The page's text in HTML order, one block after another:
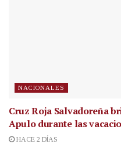
NACIONALES
Cruz Roja Salvadoreña
Apulo durante las
HACE 2 DÍAS